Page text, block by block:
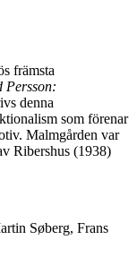
främsta
Persson:
denna
som förenar
Malmgården var
Ribershus (1938)
Søberg, Frans